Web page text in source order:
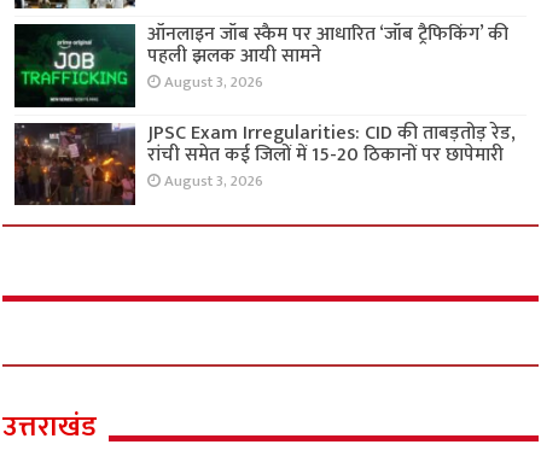
ऑनलाइन जॉब स्कैम पर आधारित ‘जॉब ट्रैफिकिंग’ की
पहली झलक आयी सामने
August 3, 2026
JPSC Exam Irregularities: CID की ताबड़तोड़ रेड,
रांची समेत कई जिलों में 15-20 ठिकानों पर छापेमारी
August 3, 2026
उत्तराखंड